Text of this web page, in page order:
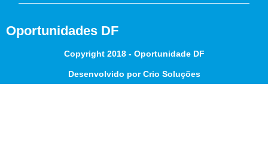
Oportunidades DF
Copyright 2018 - Oportunidade DF
Desenvolvido por Crio Soluções